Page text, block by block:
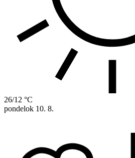
26/12 °C
pondelok 10. 8.